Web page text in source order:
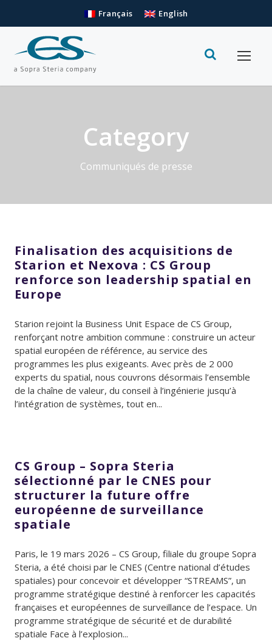
Français English
Category
Communiqués de presse
Finalisation des acquisitions de
Starion et Nexova : CS Group
renforce son leadership spatial en
Europe
Starion rejoint la Business Unit Espace de CS Group,
renforçant notre ambition commune : construire un acteur
spatial européen de référence, au service des
programmes les plus exigeants. Avec près de 2 000
experts du spatial, nous couvrons désormais l’ensemble
de la chaîne de valeur, du conseil à l’ingénierie jusqu’à
l’intégration de systèmes, tout en...
CS Group – Sopra Steria
sélectionné par le CNES pour
structurer la future offre
européenne de surveillance
spatiale
Paris, le 19 mars 2026 – CS Group, filiale du groupe Sopra
Steria, a été choisi par le CNES (Centre national d’études
spatiales) pour concevoir et développer “STREAMS”, un
programme stratégique destiné à renforcer les capacités
françaises et européennes de surveillance de l’espace. Un
programme stratégique de sécurité et de durabilité
spatiale Face à l’explosion...